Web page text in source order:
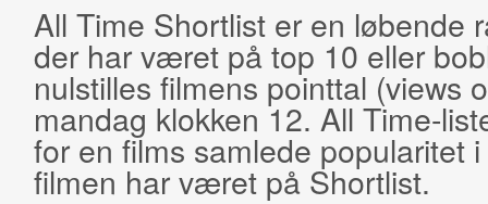
All Time Shortlist er en løbende
der har været på top 10 eller
nulstilles filmens pointtal (views
mandag klokken 12. All Time-
for en films samlede popularitet
filmen har været på Shortlist.